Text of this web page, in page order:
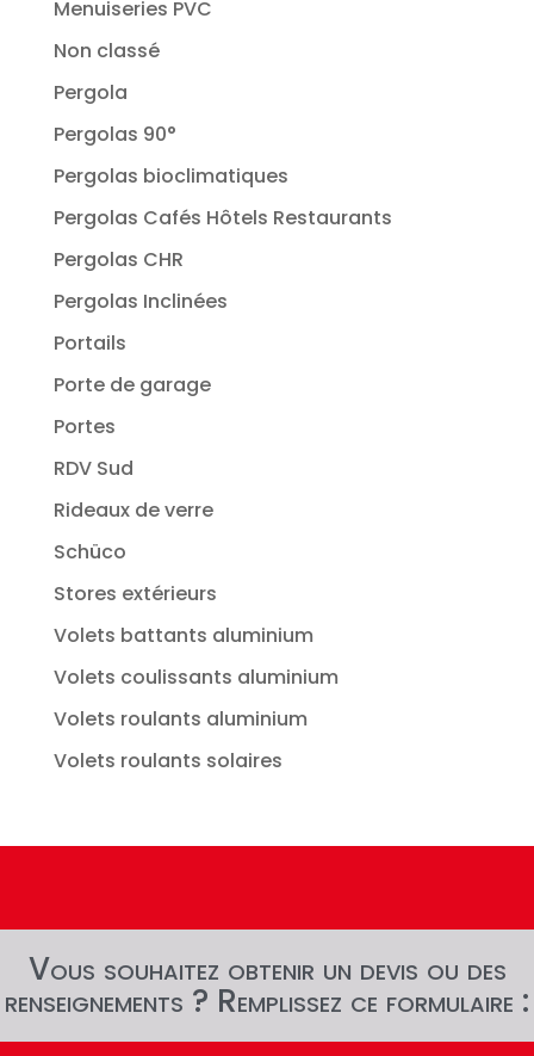
Menuiseries PVC
Non classé
Pergola
Pergolas 90°
Pergolas bioclimatiques
Pergolas Cafés Hôtels Restaurants
Pergolas CHR
Pergolas Inclinées
Portails
Porte de garage
Portes
RDV Sud
Rideaux de verre
Schüco
Stores extérieurs
Volets battants aluminium
Volets coulissants aluminium
Volets roulants aluminium
Volets roulants solaires
Vous souhaitez obtenir un devis ou des
renseignements ? Remplissez ce formulaire :